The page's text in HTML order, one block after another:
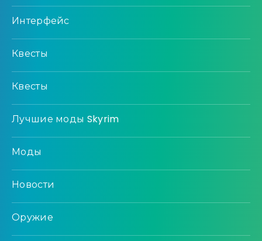
Интерфейс
Квесты
Квесты
Лучшие моды Skyrim
Моды
Новости
Оружие